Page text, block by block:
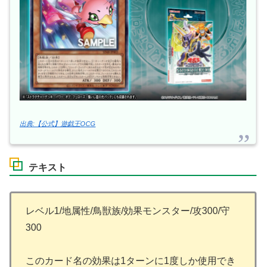
出典:【公式】遊戯王OCG
テキスト
レベル1/地属性/鳥獣族/効果モンスター/攻300/守
300
このカード名の効果は1ターンに1度しか使用でき